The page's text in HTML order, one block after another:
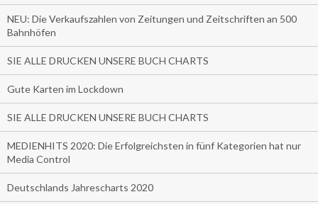
NEU: Die Verkaufszahlen von Zeitungen und Zeitschriften an 500
Bahnhöfen
SIE ALLE DRUCKEN UNSERE BUCH CHARTS
Gute Karten im Lockdown
SIE ALLE DRUCKEN UNSERE BUCH CHARTS
MEDIENHITS 2020: Die Erfolgreichsten in fünf Kategorien hat nur
Media Control
Deutschlands Jahrescharts 2020